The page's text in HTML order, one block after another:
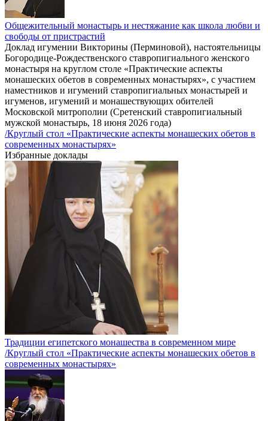
Общежительный монастырь и нестяжание как школа любви и
свободы от пристрастий
Доклад игумении Викторины (Перминовой), настоятельницы
Богородице-Рождественского ставропигиального женского
монастыря на круглом столе «Практические аспекты
монашеских обетов в современных монастырях», с участием
наместников и игумений ставропигиальных монастырей и
игуменов, игумений и монашествующих обителей
Московской митрополии (Сретенский ставропигиальный
мужской монастырь, 18 июня 2026 года)
/Круглый стол «Практические аспекты монашеских обетов в
современных монастырях»
Избранные доклады
Традиции египетского монашества в современном мире
/Круглый стол «Практические аспекты монашеских обетов в
современных монастырях»